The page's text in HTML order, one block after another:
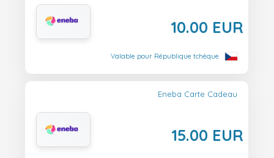
10.00 EUR
Valable pour République tchèque
Eneba Carte Cadeau
15.00 EUR